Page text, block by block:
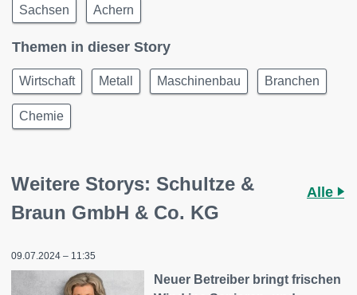
Sachsen Achern
Themen in dieser Story
Wirtschaft Metall Maschinenbau Branchen
Chemie
Weitere Storys: Schultze &
Braun GmbH & Co. KG
Alle
09.07.2024 – 11:35
Neuer Betreiber bringt frischen